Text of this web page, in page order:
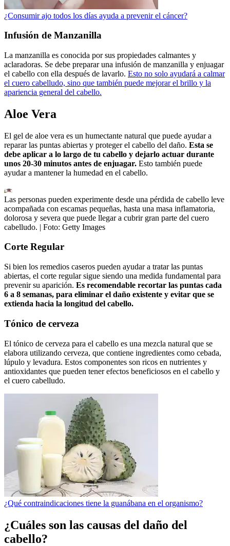
¿Consumir ajo todos los días ayuda a prevenir el cáncer?
Infusión de Manzanilla
La manzanilla es conocida por sus propiedades calmantes y
aclaradoras. Se debe preparar una infusión de manzanilla y enjuagar
el cabello con ella después de lavarlo. Esto no solo ayudará a calmar
el cuero cabelludo, sino que también puede mejorar el brillo y la
apariencia general del cabello.
Aloe Vera
El gel de aloe vera es un humectante natural que puede ayudar a
reparar las puntas abiertas y proteger el cabello del daño. Esta se
debe aplicar a lo largo de tu cabello y dejarlo actuar durante
unos 20-30 minutos antes de enjuagar. Esto también puede
ayudar a mantener la humedad en el cabello.
Las personas pueden experimente desde una pérdida de cabello leve
acompañada con escamas pequeñas, hasta una masa inflamatoria,
dolorosa y severa que puede llegar a cubrir gran parte del cuero
cabelludo. | Foto: Getty Images
Corte Regular
Si bien los remedios caseros pueden ayudar a tratar las puntas
abiertas, el corte regular sigue siendo una medida fundamental para
prevenir su aparición. Es recomendable recortar las puntas cada
6 a 8 semanas, para eliminar el daño existente y evitar que se
extienda hacia la longitud del cabello.
Tónico de cerveza
El tónico de cerveza para el cabello es una mezcla natural que se
elabora utilizando cerveza, que contiene ingredientes como cebada,
lúpulo y levadura. Estos componentes son ricos en nutrientes y
antioxidantes que pueden tener efectos beneficiosos en el cabello y
el cuero cabelludo.
¿Qué contraindicaciones tiene la guanábana en el organismo?
¿Cuáles son las causas del daño del
cabello?